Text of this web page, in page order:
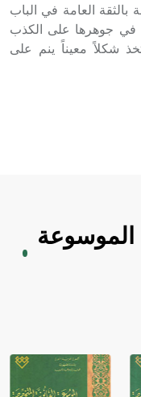
العامة في الباب
في جوهرها على الكذب
شكلاً معيناً ينم على
الموسوعة